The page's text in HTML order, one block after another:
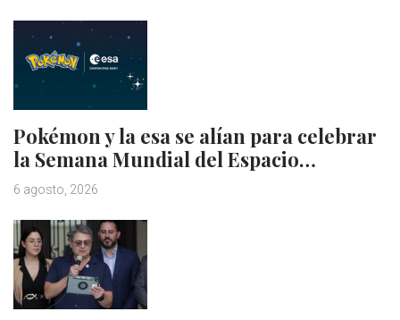
Pokémon y la esa se alían para celebrar
la Semana Mundial del Espacio…
6 agosto, 2026